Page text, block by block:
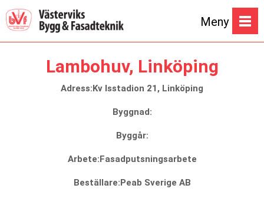
Meny
Lambohuv, Linköping
Adress:Kv Isstadion 21, Linköping
Byggnad:
Byggår:
Arbete:Fasadputsningsarbete
Beställare:Peab Sverige AB